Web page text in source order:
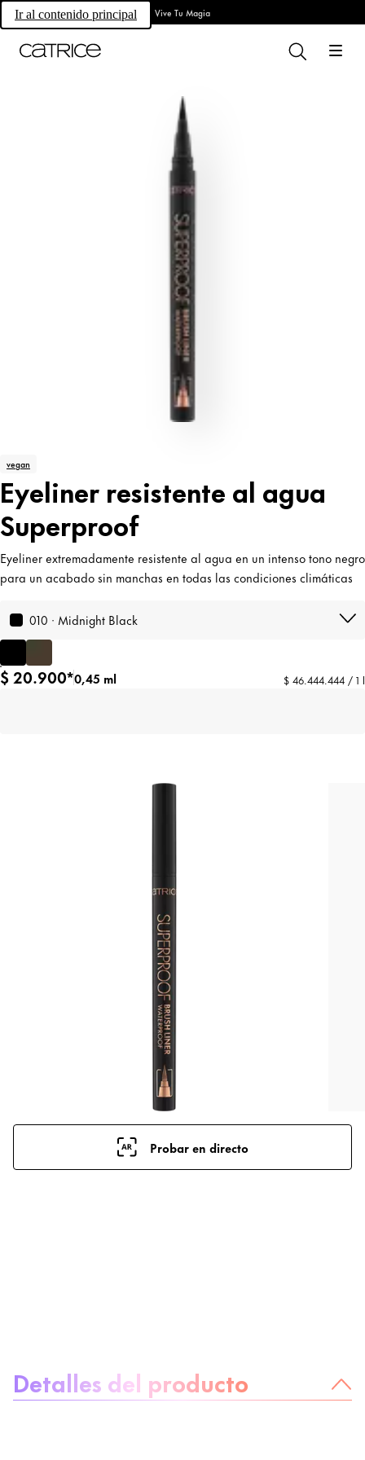
Ir al contenido principal Vive Tu Magia
vegan
Eyeliner resistente al agua
Superproof
Eyeliner extremadamente resistente al agua en un intenso tono negro
para un acabado sin manchas en todas las condiciones climáticas
010 · Midnight Black
$ 20.900*0,45 ml $ 46.444.444 / 1 l
Probar en directo
Detalles del producto